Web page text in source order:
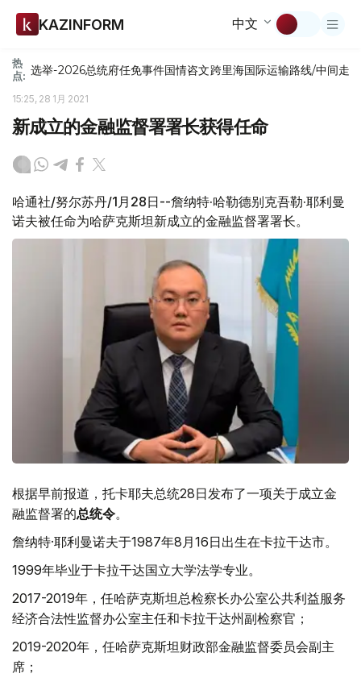
KAZINFORM 中文
热
点: 选举-2026总统府任免事件国情咨文跨里海国际运输路线/中间走廊
15:25, 28 1月 2021
新成立的金融监督署署长获得任命
哈通社/努尔苏丹/1月28日--詹纳特·哈勒德别克吾勒·耶利曼
诺夫被任命为哈萨克斯坦新成立的金融监督署署长。
根据早前报道，托卡耶夫总统28日发布了一项关于成立金
融监督署的总统令。
詹纳特·耶利曼诺夫于1987年8月16日出生在卡拉干达市。
1999年毕业于卡拉干达国立大学法学专业。
2017-2019年，任哈萨克斯坦总检察长办公室公共利益服务
经济合法性监督办公室主任和卡拉干达州副检察官；
2019-2020年，任哈萨克斯坦财政部金融监督委员会副主
席；